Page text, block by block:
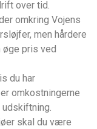
over tid.
omkring Vojens
men hårdere
øge pris ved
du har
omkostningerne
skal du være